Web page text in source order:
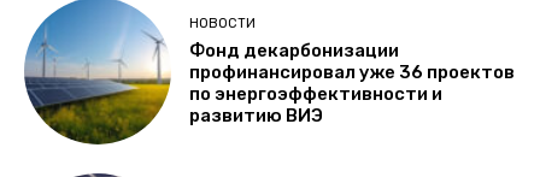
НОВОСТИ
Фонд декарбонизации
профинансировал уже 36 проектов
по энергоэффективности и
развитию ВИЭ